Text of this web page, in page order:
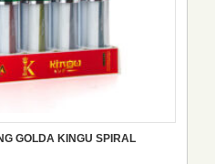
GOLDA KINGU SPIRAL